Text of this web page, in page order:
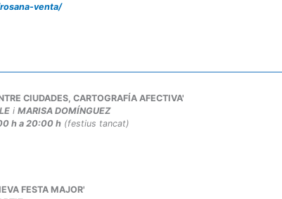
venta/
CIUDADES, CARTOGRAFÍA AFECTIVA'
i MARISA DOMÍNGUEZ
h a 20:00 h (festius tancat)
FESTA MAJOR'